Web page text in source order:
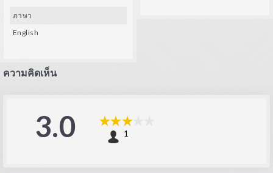
You really have to turn around to see what's behind you.
There are seven levels to play through, all of which must be unlocked
In the settings, you can choose the level of difficulty: EASY, MEDIUM, HARD.
ภาษา
English
ความคิดเห็น
3.0 1